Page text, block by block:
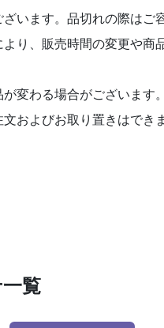
ざいます。品切れの際はご
より、販売時間の変更や
変わる場合がございます。
文およびお取り置きはでき
覧